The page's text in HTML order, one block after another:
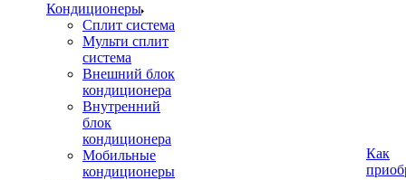
Кондиционеры
Сплит система
Мульти сплит
система
Внешний блок
кондиционера
Внутренний
блок
кондиционера
Мобильные
кондиционеры
Как